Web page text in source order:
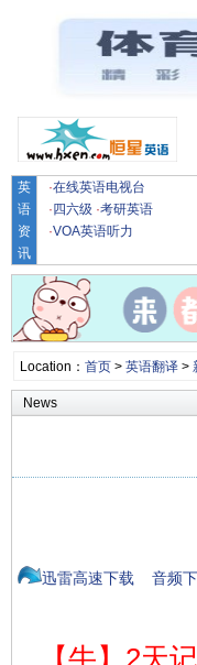
英
语
资
讯
·在线英语电视台
· 四六级 ·考研英语
·VOA英语听力
Location： 首页> 英语翻译>
News
迅雷高速下载 音频
【牛】2天